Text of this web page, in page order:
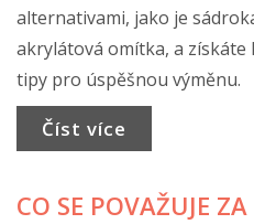
alternativami, jako je
akrylátová omítka, a získáte
tipy pro úspěšnou výměnu.
Číst více
CO SE POVAŽUJE